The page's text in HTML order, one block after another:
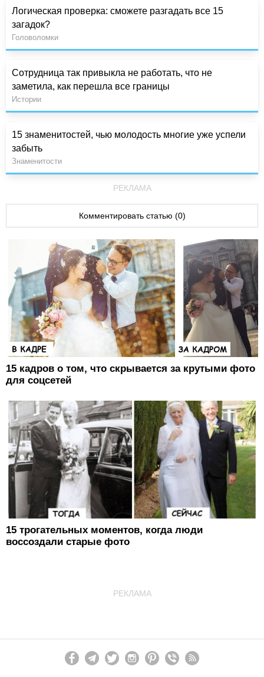
Логическая проверка: сможете разгадать все 15
загадок?
Головоломки
Сотрудница так привыкла не работать, что не
заметила, как перешла все границы
Истории
15 знаменитостей, чью молодость многие уже успели
забыть
Знаменитости
РЕКЛАМА
Комментировать статью (0)
15 кадров о том, что скрывается за крутыми фото
для соцсетей
15 трогательных моментов, когда люди
воссоздали старые фото
РЕКЛАМА